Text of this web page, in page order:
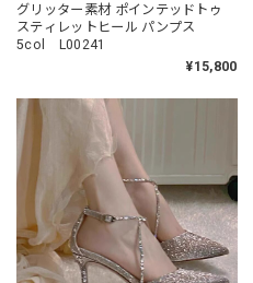
グリッター素材 ポインテッドトゥ
スティレットヒール パンプス
5col L00241
¥15,800